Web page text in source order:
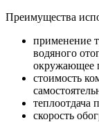
Преимущества
применение
водяного
окружающее
стоимость
теплоотдача
скорость